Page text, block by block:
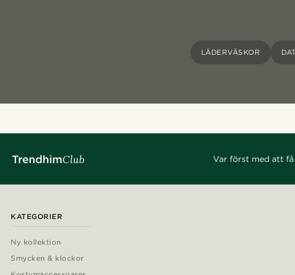
LÄDERVÄSKOR
Var först med att
KATEGORIER
Ny kollektion
Smycken & klockor